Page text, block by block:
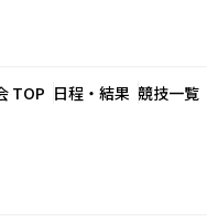
TOP 日程・結果 競技一覧